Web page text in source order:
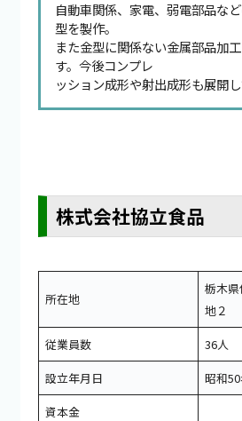
自動車関係、家電、弱電部品な
型を製作。
また金型に関係ない金属部品加
す。今後コンプレ
ッション成形や射出成形も展開し
株式会社協立食品
所在地
栃木
地２
従業員数
36人
設立年月日
昭和
資本金